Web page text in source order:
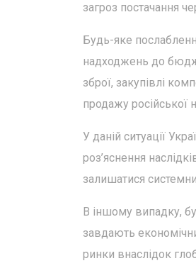
загроз постачання
Будь-яке
надходжень до
зброї, закупівлі
продажу російської
У даній ситуації
роз’яснення
залишатися
В іншому випадку,
завдають
ринки внаслідок